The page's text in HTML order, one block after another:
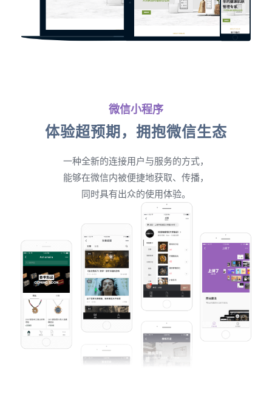
微信小程序
体验超预期，拥抱微信生态
一种全新的连接用户与服务的方式，
能够在微信内被便捷地获取、传播，
同时具有出众的使用体验。